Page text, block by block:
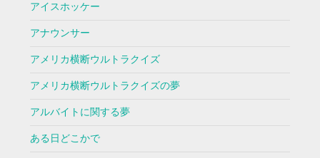
アイスホッケー
アナウンサー
アメリカ横断ウルトラクイズ
アメリカ横断ウルトラクイズの夢
アルバイトに関する夢
ある日どこかで